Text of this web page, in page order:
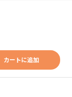
カートに追加